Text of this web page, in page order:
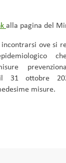
alla pagina del
ove si
31 ottobre
misure.